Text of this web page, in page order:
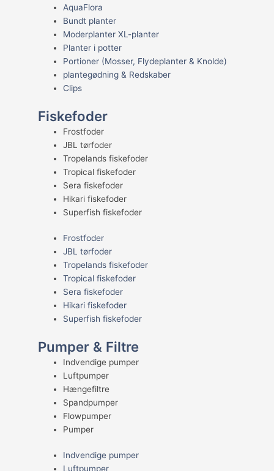
AquaFlora
Bundt planter
Moderplanter XL-planter
Planter i potter
Portioner (Mosser, Flydeplanter & Knolde)
plantegødning & Redskaber
Clips
Fiskefoder
Frostfoder
JBL tørfoder
Tropelands fiskefoder
Tropical fiskefoder
Sera fiskefoder
Hikari fiskefoder
Superfish fiskefoder
Frostfoder
JBL tørfoder
Tropelands fiskefoder
Tropical fiskefoder
Sera fiskefoder
Hikari fiskefoder
Superfish fiskefoder
Pumper & Filtre
Indvendige pumper
Luftpumper
Hængefiltre
Spandpumper
Flowpumper
Pumper
Indvendige pumper
Luftpumper